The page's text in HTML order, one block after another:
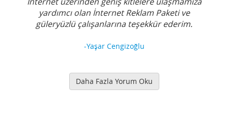
yardımcı olan İnternet Reklam Paketi ve
güleryüzlü çalışanlarına teşekkür ederim.
-Yaşar Cengizoğlu
Daha Fazla Yorum Oku